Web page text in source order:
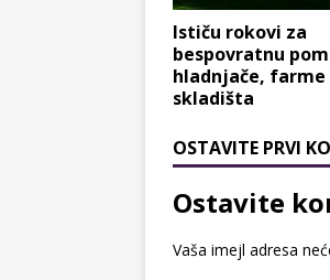
Ističu rokovi za
bespovratnu
hladnjače, farme
skladišta
OSTAVITE PRVI
Ostavite
Vaša imejl adresa